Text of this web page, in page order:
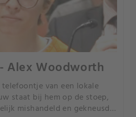
Alex Woodworth
van een lokale
staat bij hem op de stoep,
mishandeld en gekneusd.